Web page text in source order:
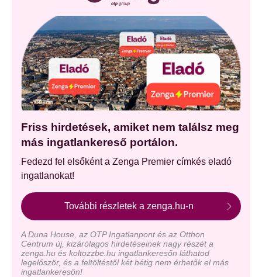
Friss hirdetések, amiket nem találsz meg
más ingatlankereső portálon.
Fedezd fel elsőként a Zenga Premier címkés eladó
ingatlanokat!
További részletek a zenga.hu-n
A Duna House, az OTP Ingatlanpont és az Otthon
Centrum új, kizárólagos hirdetéseinek nagy részét a
zenga.hu és koltozzbe.hu ingatlankeresőn láthatod
legelőször, és a feltöltéstől két hétig nem érhetők el más
ingatlankeresőn!